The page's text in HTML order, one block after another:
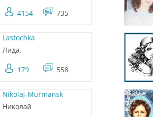
4154 735
Lastochka
Лида.
179 558
Nikolaj-Murmansk
Николай